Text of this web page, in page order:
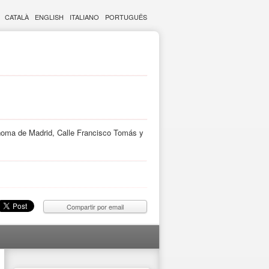
CATALÀ ENGLISH ITALIANO PORTUGUÊS
de Madrid, Calle Francisco Tomás y
Compartir por email